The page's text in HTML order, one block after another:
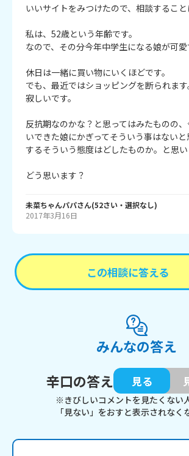
いいサイトをみつけたので、相談すること
私は、52歳という年齢です。
なので、その分今年中学生になる娘が可愛
休日は一緒に買い物にいくほどです。
でも、最近ではショッピングを断られます
寂しいです。
反抗期なのかな？と思ってはみたものの
いできた娘にかぎってそういう事はない
するそういう態度はどしたものか。と思い
どう思います？
未菜ちゃんパパさん(52さい・ 選択なし)
2017年3月16日
この相談に答える
みんなの答え
辛口の答え
見る
※きびしいコメントを見たくない
「見ない」をおすと表示されなく